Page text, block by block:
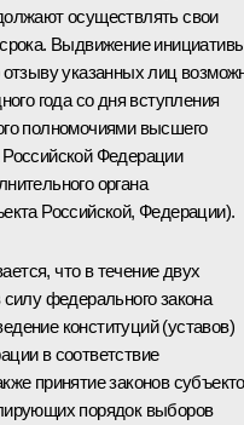
осуществлять свои
Выдвижение
указанных лиц
года со дня вступления
полномочиями высшего
Федерации
органа
Российской, Федерации).
что в течение двух
федерального закона
конституций (уставов)
в соответствие
принятие законов
порядок выборов